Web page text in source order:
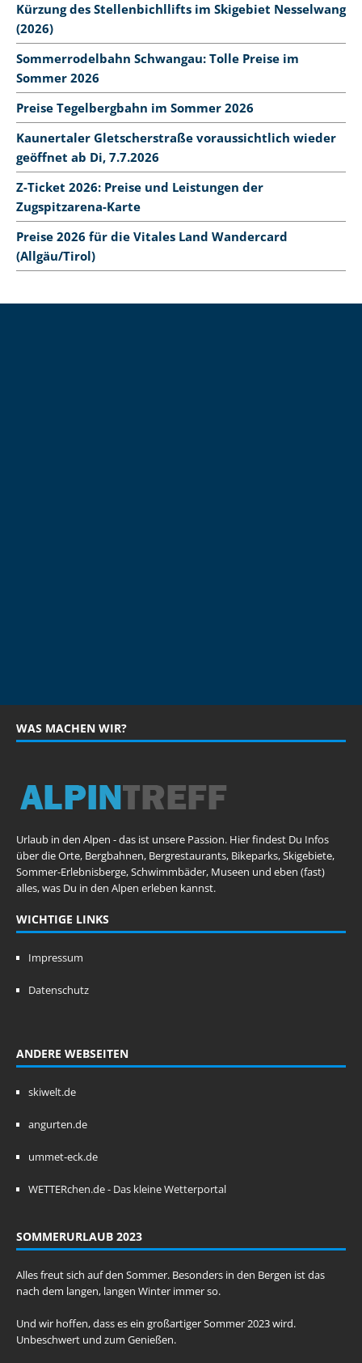
Kürzung des Stellenbichllifts im Skigebiet Nesselwang
(2026)
Sommerrodelbahn Schwangau: Tolle Preise im
Sommer 2026
Preise Tegelbergbahn im Sommer 2026
Kaunertaler Gletscherstraße voraussichtlich wieder
geöffnet ab Di, 7.7.2026
Z-Ticket 2026: Preise und Leistungen der
Zugspitzarena-Karte
Preise 2026 für die Vitales Land Wandercard
(Allgäu/Tirol)
WAS MACHEN WIR?
Urlaub in den Alpen - das ist unsere Passion. Hier findest Du Infos
über die Orte, Bergbahnen, Bergrestaurants, Bikeparks, Skigebiete,
Sommer-Erlebnisberge, Schwimmbäder, Museen und eben (fast)
alles, was Du in den Alpen erleben kannst.
WICHTIGE LINKS
Impressum
Datenschutz
ANDERE WEBSEITEN
skiwelt.de
angurten.de
ummet-eck.de
WETTERchen.de - Das kleine Wetterportal
SOMMERURLAUB 2023
Alles freut sich auf den Sommer. Besonders in den Bergen ist das
nach dem langen, langen Winter immer so.
Und wir hoffen, dass es ein großartiger Sommer 2023 wird.
Unbeschwert und zum Genießen.